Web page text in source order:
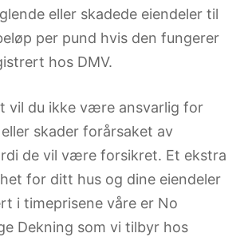
eller skadede eiendeler til
per pund hvis den fungerer
hos DMV.
vil du ikke være ansvarlig for
skader forårsaket av
de vil være forsikret. Et ekstra
for ditt hus og dine eiendeler
i timeprisene våre er No
Dekning som vi tilbyr hos